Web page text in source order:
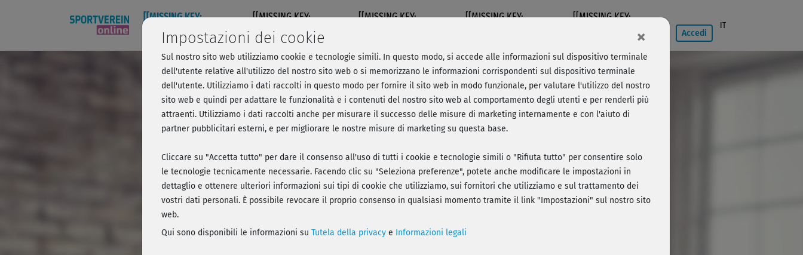
[[MISSING KEY:
NAVIGATION749]]
[[MISSING KEY:
NAVIGATION751]]
[[MISSING KEY:
[[MISSING KEY:
[[MISSING KEY:
NAVIGATION750]]
Accedi
IT
Pilates & Yoga Mix – Alle Flows
Play
Breve anteprima - Registrati e parti con l'allenamento!
Impostazioni dei cookie ×
Sul nostro sito web utilizziamo cookie e tecnologie simili. In questo modo, si accede alle informazioni sul dispositivo terminale
dell'utente relative all'utilizzo del nostro sito web o si memorizzano le informazioni corrispondenti sul dispositivo terminale
dell'utente. Utilizziamo i dati raccolti in questo modo per fornire il sito web in modo funzionale, per valutare l'utilizzo del nostro
sito web e quindi per adattare le funzionalità e i contenuti del nostro sito web al comportamento degli utenti e per renderli più
attraenti. Utilizziamo i dati raccolti anche per misurare il successo delle misure di marketing internamente e con l'aiuto di
partner pubblicitari esterni, e per migliorare le nostre misure di marketing su questa base.
Cliccare su "Accetta tutto" per dare il consenso all'uso di tutti i cookie e tecnologie simili o "Rifiuta tutto" per consentire solo
le tecnologie tecnicamente necessarie. Facendo clic su "Seleziona preferenze", potete anche modificare le impostazioni in
dettaglio e ottenere ulteriori informazioni sui tipi di cookie che utilizziamo, sui fornitori che utilizziamo e sul trattamento dei
vostri dati personali. È possibile revocare il proprio consenso in qualsiasi momento tramite il link "Impostazioni" sul nostro sito
web.
Qui sono disponibili le informazioni su Tutela della privacy e Informazioni legali